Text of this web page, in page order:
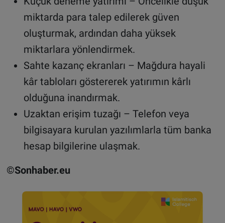
miktarda para talep edilerek güven
oluşturmak, ardından daha yüksek
miktarlara yönlendirmek.
Sahte kazanç ekranları – Mağdura hayali
kâr tabloları göstererek yatırımın kârlı
olduğuna inandırmak.
Uzaktan erişim tuzağı – Telefon veya
bilgisayara kurulan yazılımlarla tüm banka
hesap bilgilerine ulaşmak.
©Sonhaber.eu